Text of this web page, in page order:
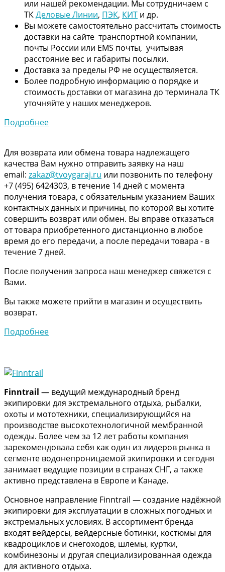
или нашей рекомендации. Мы сотрудничаем с
ТКДеловые Линии, ПЭК, КИТ и др.
Вы можете самостоятельно рассчитать стоимость
доставки на сайте транспортной компании,
почты России или EMS почты, учитывая
расстояние вес и габариты посылки.
Доставка за пределы РФ не осуществляется.
Более подробную информацию о порядке и
стоимость доставки от магазина до терминала ТК
уточняйте у наших менеджеров.
Подробнее
Для возврата или обмена товара надлежащего
качества Вам нужно отправить заявку на наш
email: zakaz@tvoygaraj.ru или позвонить по телефону
+7 (495) 6424303, в течение 14 дней с момента
получения товара, с обязательным указанием Ваших
контактных данных и причины, по которой вы хотите
совершить возврат или обмен. Вы вправе отказаться
от товара приобретенного дистанционно в любое
время до его передачи, а после передачи товара - в
течение 7 дней.
После получения запроса наш менеджер свяжется с
Вами.
Вы также можете прийти в магазин и осуществить
возврат.
Подробнее
Finntrail — ведущий международный бренд
экипировки для экстремального отдыха, рыбалки,
охоты и мототехники, специализирующийся на
производстве высокотехнологичной мембранной
одежды. Более чем за 12 лет работы компания
зарекомендовала себя как один из лидеров рынка в
сегменте водонепроницаемой экипировки и сегодня
занимает ведущие позиции в странах СНГ, а также
активно представлена в Европе и Канаде.
Основное направление Finntrail — создание надёжной
экипировки для эксплуатации в сложных погодных и
экстремальных условиях. В ассортимент бренда
входят вейдерсы, вейдерсные ботинки, костюмы для
квадроциклов и снегоходов, шлемы, куртки,
комбинезоны и другая специализированная одежда
для активного отдыха.